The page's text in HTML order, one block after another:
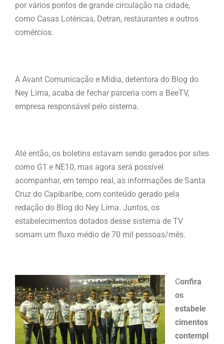
por vários pontos de grande circulação na cidade,
como Casas Lotéricas, Detran, restaurantes e outros
comércios.
A Avant Comunicação e Mídia, detentora do Blog do
Ney Lima, acaba de fechar parceria com a BeeTV,
empresa responsável pelo sistema.
Até então, os boletins estavam sendo gerados por sites
como G1 e NE10, mas agora será possível
acompanhar, em tempo real, as informações de Santa
Cruz do Capibaribe, com conteúdo gerado pela
redação do Blog do Ney Lima. Juntos, os
estabelecimentos dotados desse sistema de TV
somam um fluxo médio de 70 mil pessoas/mês.
Confira
os
estabele
cimentos
contempl